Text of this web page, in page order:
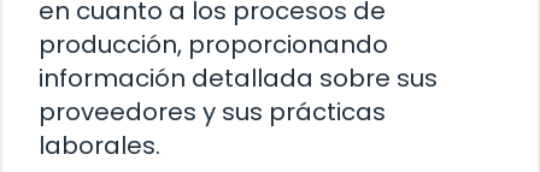
en cuanto a los procesos de
producción, proporcionando
información detallada sobre sus
proveedores y sus prácticas
laborales.